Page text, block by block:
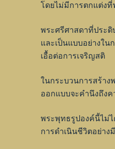
โดยไม่มีการตกแต่งที่
พระศรีศาสดาที่ประ
และเป็นแบบอย่างใน
เอื้อต่อการเจริญสติ
ในกระบวนการสร้า
ออกแบบจะคำนึงถึง
พระพุทธรูปองค์นี้ไม่ไ
การดำเนินชีวิตอย่าง